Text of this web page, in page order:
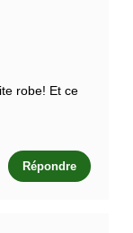
robe! Et ce
Répondre